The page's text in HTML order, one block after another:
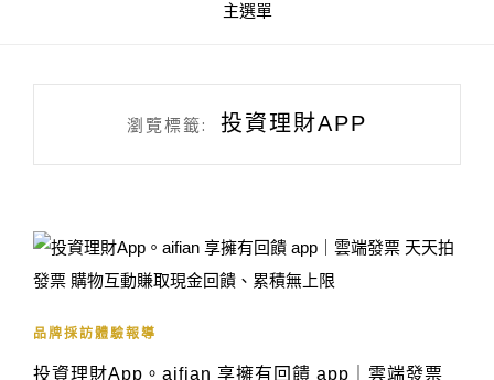
主選單
瀏覽標籤: 投資理財APP
品牌採訪體驗報導
投資理財App。aifian 享擁有回饋 app｜雲端發票